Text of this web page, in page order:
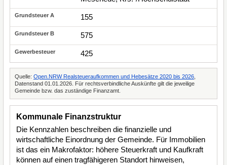
155
575
425
Quelle: Open.NRW Realsteueraufkommen und Hebesätze 2020 bis 2026
Datenstand 01.01.2026. Für rechtsverbindliche Auskünfte gilt die jeweilige
Gemeinde bzw. das zuständige Finanzamt.
Kommunale Finanzstruktur
Die Kennzahlen beschreiben die finanzielle und
wirtschaftliche Einordnung der Gemeinde. Für Immobilien
ist das ein Makrofaktor: höhere Steuerkraft und Kaufkraft
können auf einen tragfähigeren Standort hinweisen,